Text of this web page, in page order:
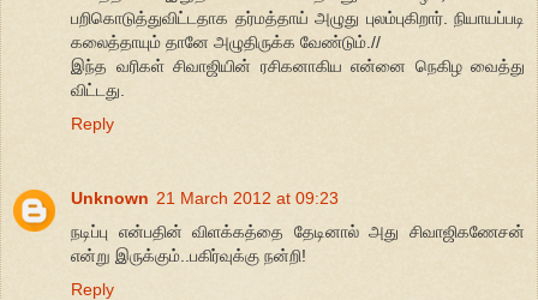
பறிகொடுத்துவிட்டதாக தர்மத்தாய் அழுது புலம்புகிறார். நியாயப்படி
கலைத்தாயும் தானே அழுதிருக்க வேண்டும்.//
இந்த வரிகள் சிவாஜியின் ரசிகனாகிய என்னை நெகிழ வைத்து
விட்டது.
Reply
Unknown 21 March 2012 at 09:23
நடிப்பு என்பதின் விளக்கத்தை தேடினால் அது சிவாஜிகணேசன்
என்று இருக்கும்..பகிர்வுக்கு நன்றி!
Reply